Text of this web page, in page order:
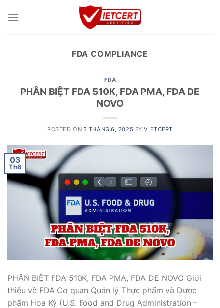
FDA COMPLIANCE
FDA
PHÂN BIỆT FDA 510K, FDA PMA, FDA DE
NOVO
POSTED ON 3 THÁNG 6, 2025 BYVIETCERT
03
Th6
PHÂN BIỆT FDA 510K, FDA PMA, FDA DE NOVO Giới
thiệu về FDA Cơ quan Quản lý Thực phẩm và Dược
phẩm Hoa Kỳ (U.S. Food and Drug Administration –